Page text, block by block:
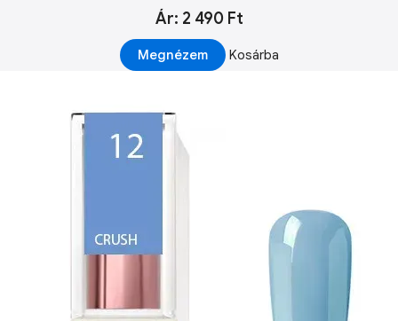
Ár: 2 490 Ft
Megnézem Kosárba